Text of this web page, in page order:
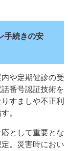
リシー
手続きの安
や定期健診の受
番号認証技術を
すましや不正利
。
として重要とな
。災害時におい